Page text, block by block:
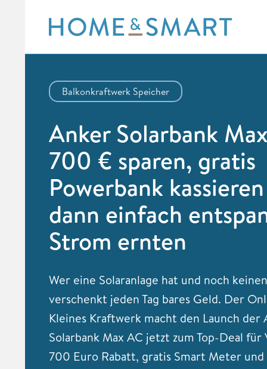
content
Balkonkraftwerk Speicher
Anker Solarbank
700 € sparen, gratis
Powerbank
dann einfach
Strom ernten
Wer eine Solaranlage hat und noch
verschenkt jeden Tag bares Geld. Der
Kleines Kraftwerk macht den Launch der
Solarbank Max AC jetzt zum Top-Deal
700 Euro Rabatt, gratis Smart Meter und